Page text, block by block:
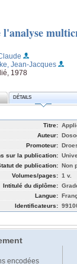
Jean-Jacques
1978
DÉTAILS
Titre:
Auteur:
Promoteur:
sur la publication:
de publication: Non
Volumes/pages: 1 v.
Intitulé du diplôme:
Langue:
Identificateurs:
encodées